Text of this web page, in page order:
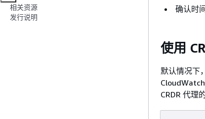
相关资源
发行说明
确认时
使用
默认情况下
CRDR 代理